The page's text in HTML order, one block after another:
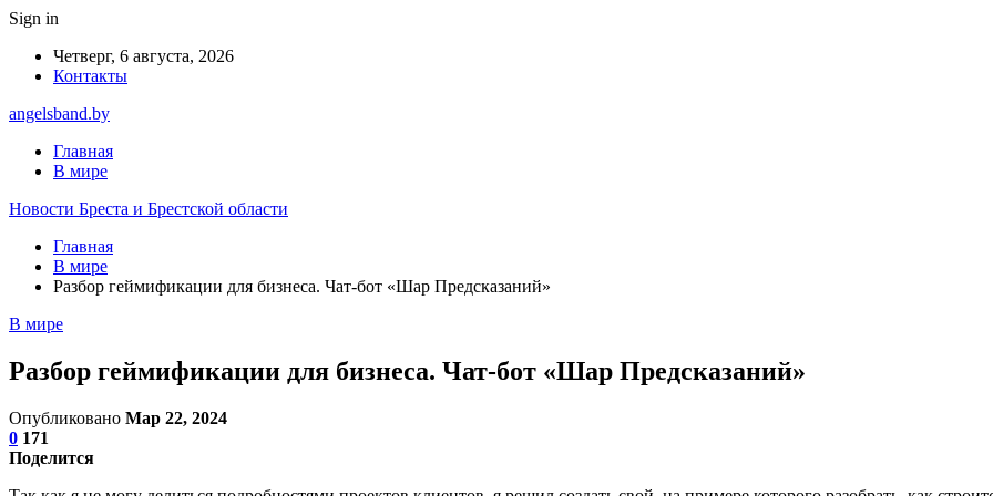
Sign in
Четверг, 6 августа, 2026
Контакты
angelsband.by
Главная
В мире
Новости Бреста и Брестской области
Главная
В мире
Разбор геймификации для бизнеса. Чат-бот «Шар Предсказаний»
В мире
Разбор геймификации для бизнеса. Чат-бот «Шар Предсказаний»
Опубликовано Мар 22, 2024
0 171
Поделится